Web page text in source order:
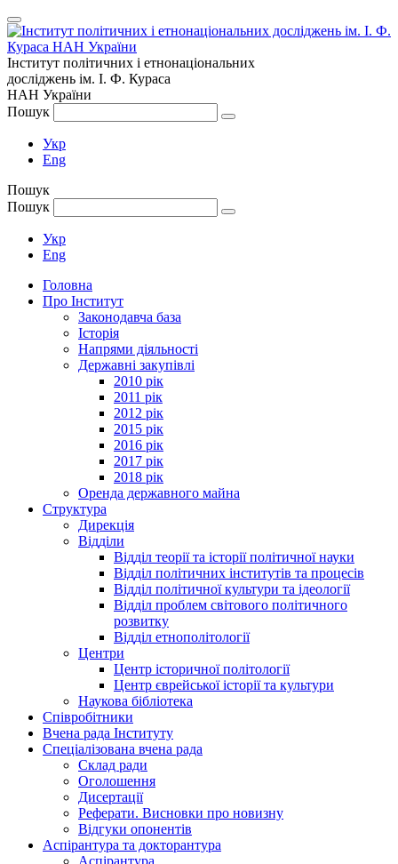
Інститут політичних і етнонаціональних
досліджень ім. І. Ф. Кураса
НАН України
Пошук
Укр
Eng
Пошук
Пошук
Укр
Eng
Головна
Про Інститут
Законодавча база
Історія
Напрями діяльності
Державні закупівлі
2010 рік
2011 рік
2012 рік
2015 рік
2016 рік
2017 рік
2018 рік
Оренда державного майна
Структура
Дирекція
Відділи
Відділ теорії та історії політичної науки
Відділ політичних інститутів та процесів
Відділ політичної культури та ідеології
Відділ проблем світового політичного
розвитку
Відділ етнополітології
Центри
Центр історичної політології
Центр єврейської історії та культури
Наукова бібліотека
Співробітники
Вчена рада Інституту
Спеціалізована вчена рада
Склад ради
Оголошення
Дисертації
Реферати. Висновки про новизну
Відгуки опонентів
Аспірантура та докторантура
Аспірантура